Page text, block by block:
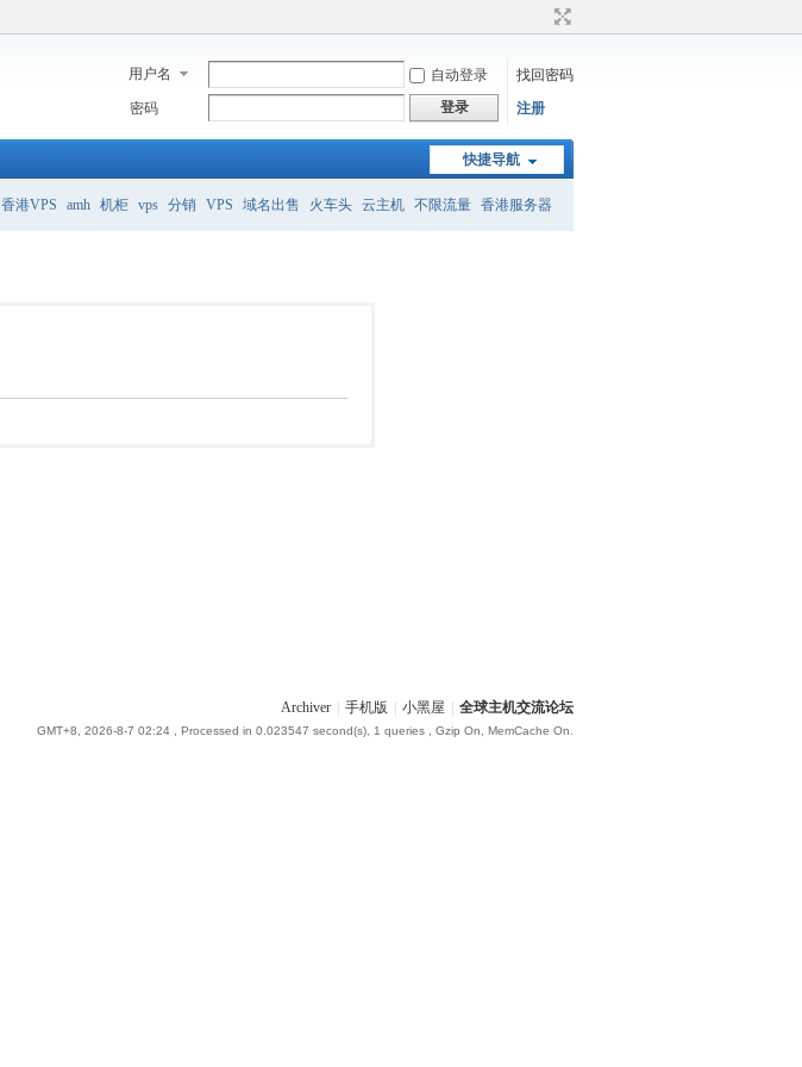
用户名 自动登录
找回密码
密码
登录 注册
快捷导航
香港VPS amh 机柜 vps 分销 VPS 域名出售 火车头 云主机 不限流量 香港服务器
Archiver 手机版 小黑屋 全球主机交流论坛
GMT+8, 2026-8-7 02:24 , Processed in 0.023547 second(s), 1 queries , Gzip On, MemCache On.